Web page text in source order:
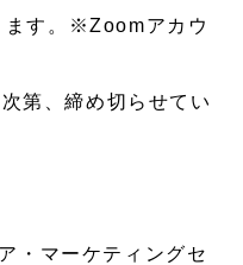
す。※Zoomアカウ
第、締め切らせてい
・マーケティングセ